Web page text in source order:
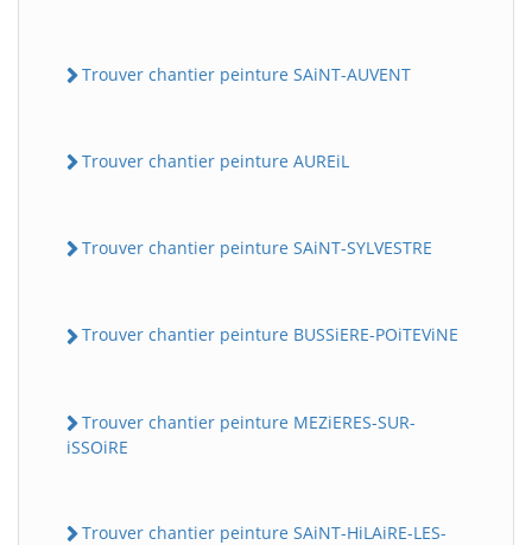
Trouver chantier peinture SAiNT-AUVENT
Trouver chantier peinture AUREiL
Trouver chantier peinture SAiNT-SYLVESTRE
Trouver chantier peinture BUSSiERE-POiTEViNE
Trouver chantier peinture MEZiERES-SUR-
iSSOiRE
Trouver chantier peinture SAiNT-HiLAiRE-LES-